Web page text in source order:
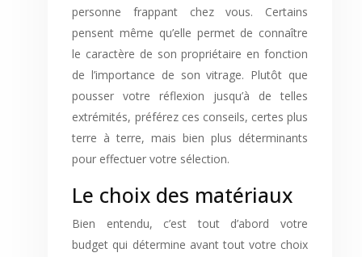
personne frappant chez vous. Certains
pensent même qu’elle permet de connaître
le caractère de son propriétaire en fonction
de l’importance de son vitrage. Plutôt que
pousser votre réflexion jusqu’à de telles
extrémités, préférez ces conseils, certes plus
terre à terre, mais bien plus déterminants
pour effectuer votre sélection.
Le choix des matériaux
Bien entendu, c’est tout d’abord votre
budget qui détermine avant tout votre choix